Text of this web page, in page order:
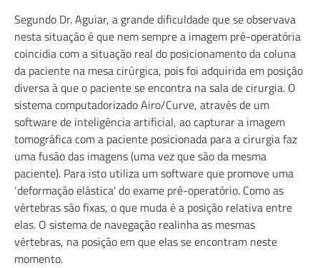
Segundo Dr. Aguiar, a grande dificuldade que se observava
nesta situação é que nem sempre a imagem pré-operatória
coincidia com a situação real do posicionamento da coluna
da paciente na mesa cirúrgica, pois foi adquirida em posição
diversa à que o paciente se encontra na sala de cirurgia. O
sistema computadorizado Airo/Curve, através de um
software de inteligência artificial, ao capturar a imagem
tomográfica com a paciente posicionada para a cirurgia faz
uma fusão das imagens (uma vez que são da mesma
paciente). Para isto utiliza um software que promove uma
‘deformação elástica’ do exame pré-operatório. Como as
vértebras são fixas, o que muda é a posição relativa entre
elas. O sistema de navegação realinha as mesmas
vértebras, na posição em que elas se encontram neste
momento.